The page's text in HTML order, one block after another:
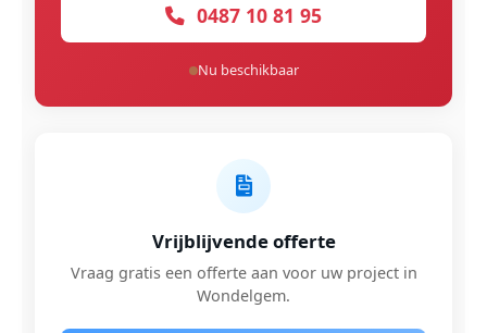
0487 10 81 95
Nu beschikbaar
Vrijblijvende offerte
Vraag gratis een offerte aan voor uw project in
Wondelgem.